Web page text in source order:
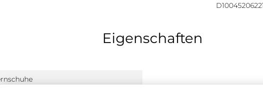
Eigenschaften